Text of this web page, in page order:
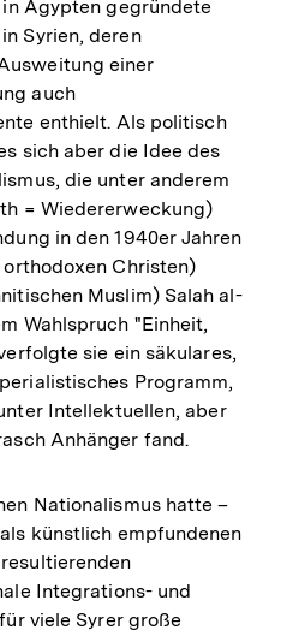
Auflösung
der
Fußnote
Ägypten gegründete
Syrien, deren
einer
auch
enthielt. Als politisch
sich aber die Idee des
die unter anderem
= Wiedererweckung)
in den 1940er Jahren
Christen)
Muslim) Salah al-
Wahlspruch "Einheit,
sie ein säkulares,
Programm,
Intellektuellen, aber
Anhänger fand.
Nationalismus hatte –
künstlich empfundenen
Integrations- und
viele Syrer große